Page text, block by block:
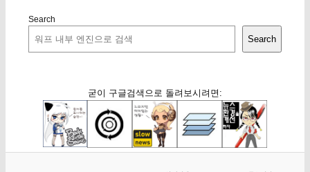
Search
Search
굳이 구글검색으로 돌려보시려면: